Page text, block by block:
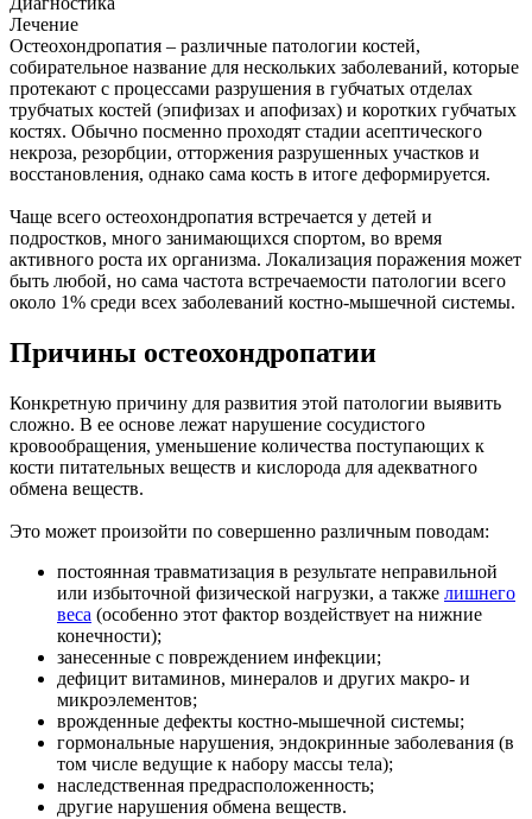
Лечение
Остеохондропатия – различные патологии костей,
собирательное название для нескольких заболеваний, которые
протекают с процессами разрушения в губчатых отделах
трубчатых костей (эпифизах и апофизах) и коротких губчатых
костях. Обычно посменно проходят стадии асептического
некроза, резорбции, отторжения разрушенных участков и
восстановления, однако сама кость в итоге деформируется.
Чаще всего остеохондропатия встречается у детей и
подростков, много занимающихся спортом, во время
активного роста их организма. Локализация поражения может
быть любой, но сама частота встречаемости патологии всего
около 1% среди всех заболеваний костно-мышечной системы.
Причины остеохондропатии
Конкретную причину для развития этой патологии выявить
сложно. В ее основе лежат нарушение сосудистого
кровообращения, уменьшение количества поступающих к
кости питательных веществ и кислорода для адекватного
обмена веществ.
Это может произойти по совершенно различным поводам:
постоянная травматизация в результате неправильной
или избыточной физической нагрузки, а также лишнего
веса (особенно этот фактор воздействует на нижние
конечности);
занесенные с повреждением инфекции;
дефицит витаминов, минералов и других макро- и
микроэлементов;
врожденные дефекты костно-мышечной системы;
гормональные нарушения, эндокринные заболевания (в
том числе ведущие к набору массы тела);
наследственная предрасположенность;
другие нарушения обмена веществ.